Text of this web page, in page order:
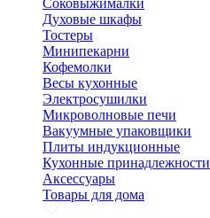
Соковыжималки
Духовые шкафы
Тостеры
Минипекарни
Кофемолки
Весы кухонные
Электросушилки
Микроволновые печи
Вакуумные упаковщики
Плиты индукционные
Кухонные принадлежности
Аксессуары
Товары для дома